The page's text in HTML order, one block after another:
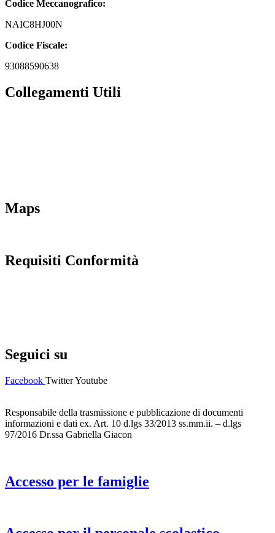
Codice Meccanografico:
NAIC8HJ00N
Codice Fiscale:
93088590638
Collegamenti Utili
Maps
Requisiti Conformità
Seguici su
Facebook TwitterYoutube
Responsabile della trasmissione e pubblicazione di documenti
informazioni e dati ex. Art. 10 d.lgs 33/2013 ss.mm.ii. – d.lgs
97/2016 Dr.ssa Gabriella Giacon
Accesso per le famiglie